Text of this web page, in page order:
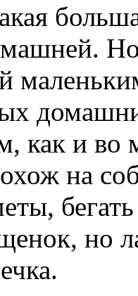
Но
как и во
на
но